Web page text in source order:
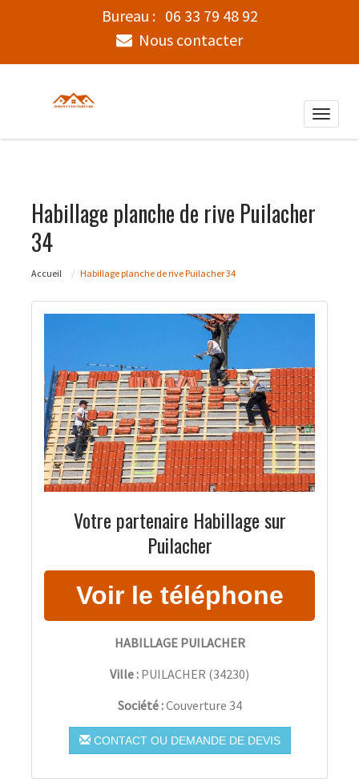
Bureau : 06 33 79 48 92
Nous contacter
Toggle
Habillage planche de rive Puilacher
34
Accueil Habillage planche de rive Puilacher 34
Votre partenaire Habillage sur
Puilacher
HABILLAGE PUILACHER
Ville : PUILACHER (34230)
Société :Couverture 34
CONTACT OU DEMANDE DE DEVIS